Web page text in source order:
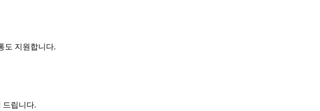
도 지원합니다.
드립니다.